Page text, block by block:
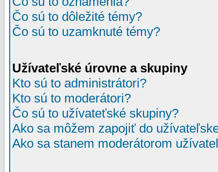
Čo sú to dôležité témy?
Čo sú to uzamknuté témy?
Užívateľské úrovne a skupiny
Kto sú to administrátori?
Kto sú to moderátori?
Čo sú to užívateťské skupiny?
Ako sa môžem zapojiť do
Ako sa stanem moderátorom